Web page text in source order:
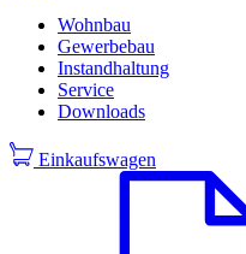
Wohnbau
Gewerbebau
Instandhaltung
Service
Downloads
Einkaufswagen